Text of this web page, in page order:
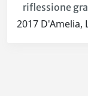
riflessione
2017 D'Amelia,